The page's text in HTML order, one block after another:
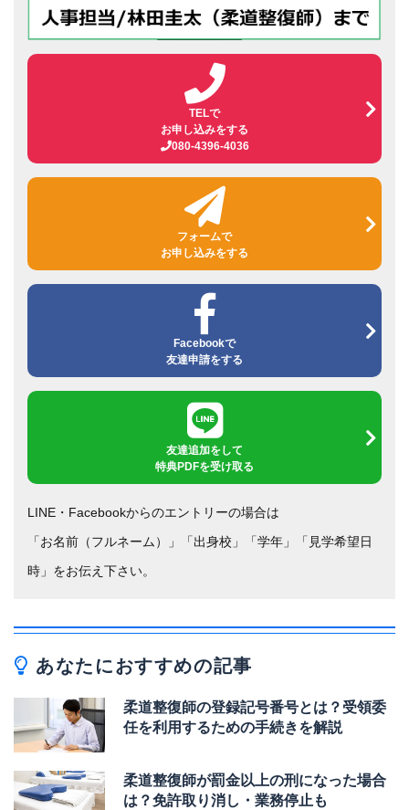
TELで
お申し込みをする
080-4396-4036
フォームで
お申し込みをする
Facebookで
友達申請をする
友達追加をして
特典PDFを受け取る
LINE・Facebookからのエントリーの場合は
「お名前（フルネーム）」「出身校」「学年」「見学希望日
時」をお伝え下さい。
あなたにおすすめの記事
柔道整復師の登録記号番号とは？受領委
任を利用するための手続きを解説
柔道整復師が罰金以上の刑になった場合
は？免許取り消し・業務停止も